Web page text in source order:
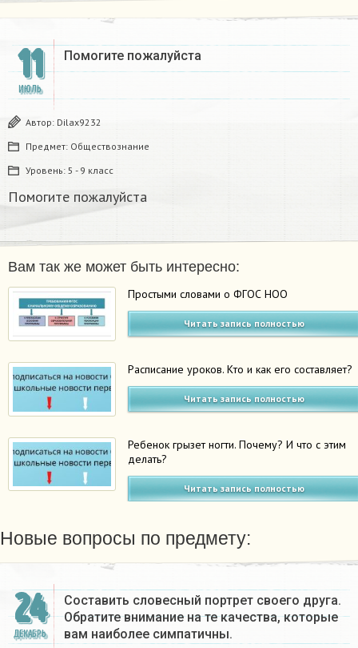
11
ИЮЛЬ
Помогите пожалуйста
Автор: Dilax9232
Предмет: Обществознание
Уровень: 5 - 9 класс
Помогите пожалуйста
Вам так же может быть интересно:
Простыми словами о ФГОС НОО
Читать запись полностью
Расписание уроков. Кто и как его составляет?
Читать запись полностью
Ребенок грызет ногти. Почему? И что с этим
делать?
Читать запись полностью
Новые вопросы по предмету:
24
ДЕКАБРЬ
Составить словесный портрет своего друга.
Обратите внимание на те качества, которые
вам наиболее симпатичны.